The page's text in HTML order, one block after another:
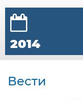
2014
Вести